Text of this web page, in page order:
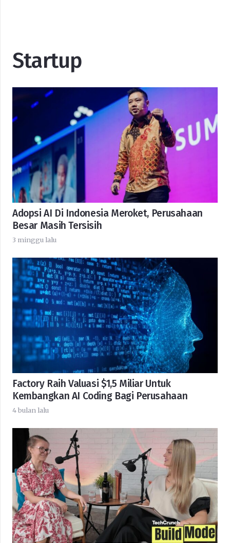
Startup
Adopsi AI Di Indonesia Meroket, Perusahaan
Besar Masih Tersisih
3 minggu lalu
Factory Raih Valuasi $1,5 Miliar Untuk
Kembangkan AI Coding Bagi Perusahaan
4 bulan lalu